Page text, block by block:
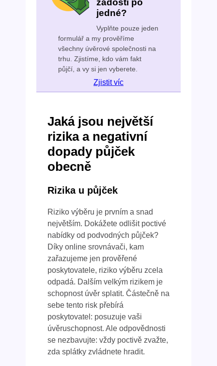
žádosti po
jedné?
Vyplňte pouze jeden
formulář a my prověříme
všechny úvěrové společnosti na
trhu. Zjistíme, kdo vám fakt
půjčí, a vy si jen vyberete.
Zjistit víc
Jaká jsou největší
rizika a negativní
dopady půjček
obecně
Rizika u půjček
Riziko výběru je prvním a snad
největším. Dokážete odlišit poctivé
nabídky od podvodných půjček?
Díky online srovnávači, kam
zařazujeme jen prověřené
poskytovatele, riziko výběru zcela
odpadá. Dalším velkým rizikem je
schopnost úvěr splatit. Částečně na
sebe tento risk přebírá
poskytovatel: posuzuje vaši
úvěruschopnost. Ale odpovědnosti
se nezbavujte: vždy poctivě zvažte,
zda splátky zvládnete hradit.